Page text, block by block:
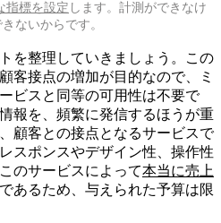
指標を設定 します。計測ができなけ
ないからです。
を整理していきましょう。この
客接点の増加が目的なので、ミ
ビスと同等の可用性は不要で
報を、頻繁に発信するほうが重
顧客との接点となるサービスで
スポンスやデザイン性、操作性
のサービスによって本当に売上
であるため、与えられた予算は限